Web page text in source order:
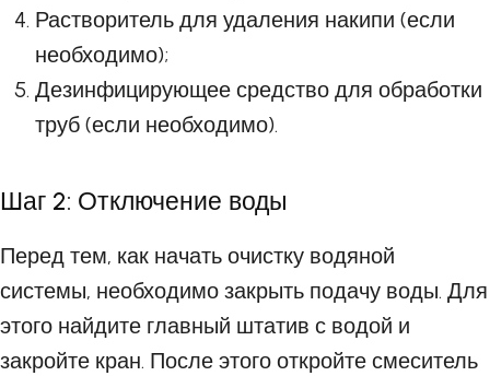
Растворитель для удаления накипи (если
необходимо);
Дезинфицирующее средство для обработки
труб (если необходимо).
Шаг 2: Отключение воды
Перед тем, как начать очистку водяной
системы, необходимо закрыть подачу воды. Для
этого найдите главный штатив с водой и
закройте кран. После этого откройте смеситель